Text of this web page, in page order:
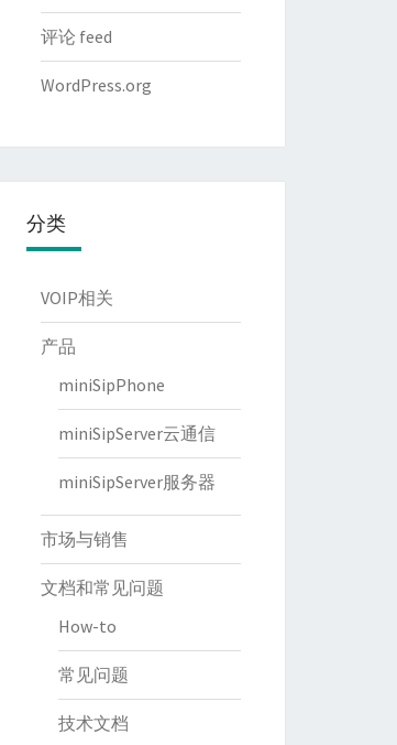
评论 feed
WordPress.org
分类
VOIP相关
产品
miniSipPhone
miniSipServer云通信
miniSipServer服务器
市场与销售
文档和常见问题
How-to
常见问题
技术文档